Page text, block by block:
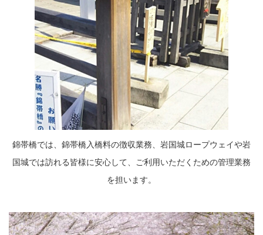
錦帯橋では、錦帯橋入橋料の徴収業務、岩国城ロープウェイや岩
国城では訪れる皆様に安心して、ご利用いただくための管理業務
を担います。